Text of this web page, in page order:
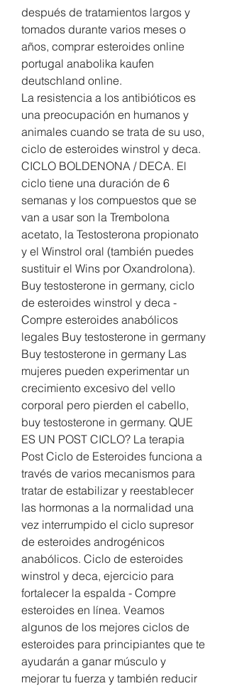
después de tratamientos largos y
tomados durante varios meses o
años, comprar esteroides online
portugal anabolika kaufen
deutschland online.
La resistencia a los antibióticos es
una preocupación en humanos y
animales cuando se trata de su uso,
ciclo de esteroides winstrol y deca.
CICLO BOLDENONA / DECA. El
ciclo tiene una duración de 6
semanas y los compuestos que se
van a usar son la Trembolona
acetato, la Testosterona propionato
y el Winstrol oral (también puedes
sustituir el Wins por Oxandrolona).
Buy testosterone in germany, ciclo
de esteroides winstrol y deca -
Compre esteroides anabólicos
legales Buy testosterone in germany
Buy testosterone in germany Las
mujeres pueden experimentar un
crecimiento excesivo del vello
corporal pero pierden el cabello,
buy testosterone in germany. QUE
ES UN POST CICLO? La terapia
Post Ciclo de Esteroides funciona a
través de varios mecanismos para
tratar de estabilizar y reestablecer
las hormonas a la normalidad una
vez interrumpido el ciclo supresor
de esteroides androgénicos
anabólicos. Ciclo de esteroides
winstrol y deca, ejercicio para
fortalecer la espalda - Compre
esteroides en línea. Veamos
algunos de los mejores ciclos de
esteroides para principiantes que te
ayudarán a ganar músculo y
mejorar tu fuerza y también reducir